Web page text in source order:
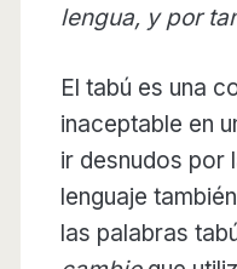
lengua, y por
El tabú es una
inaceptable en
ir desnudos por
lenguaje
las palabras